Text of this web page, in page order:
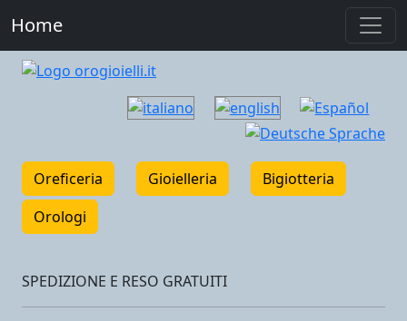
Home
Oreficeria Gioielleria
Bigiotteria
Orologi
SPEDIZIONE E RESO GRATUITI